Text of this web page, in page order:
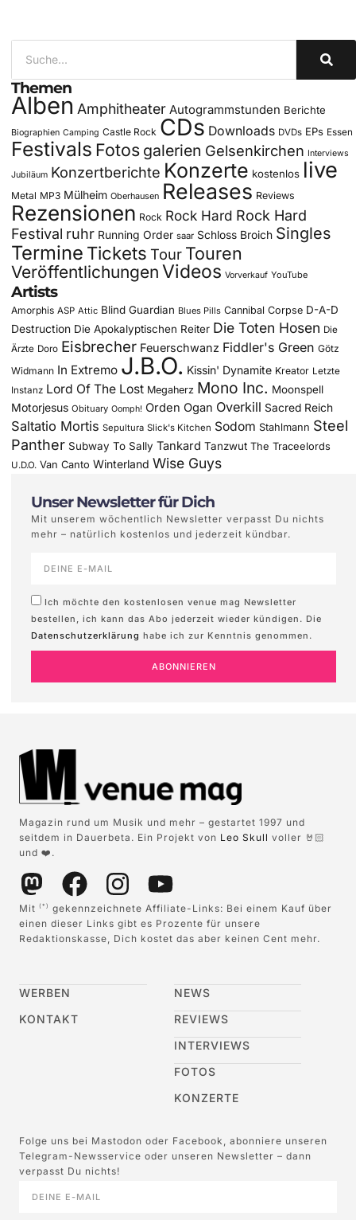
Themen
Alben Amphitheater Autogrammstunden Berichte
Biographien Camping Castle Rock CDs Downloads DVDs EPs Essen
Festivals Fotos galerien Gelsenkirchen Interviews
Jubiläum Konzertberichte Konzerte kostenlos live
Metal MP3 Mülheim Oberhausen Releases Reviews
Rezensionen Rock Rock Hard Rock Hard
Festival ruhr Running Order saar Schloss Broich Singles
Termine Tickets Tour Touren
Veröffentlichungen Videos Vorverkauf YouTube
Artists
Amorphis ASP Attic Blind Guardian Blues Pills Cannibal Corpse D-A-D
Destruction Die Apokalyptischen Reiter Die Toten Hosen Die
Ärzte Doro Eisbrecher Feuerschwanz Fiddler's Green Götz
Widmann In Extremo J.B.O. Kissin' Dynamite Kreator Letzte
Instanz Lord Of The Lost Megaherz Mono Inc. Moonspell
Motorjesus Obituary Oomph! Orden Ogan Overkill Sacred Reich
Saltatio Mortis Sepultura Slick's Kitchen Sodom Stahlmann Steel
Panther Subway To Sally Tankard Tanzwut The Traceelords
U.D.O. Van Canto Winterland Wise Guys
Unser Newsletter für Dich
Mit unserem wöchentlich Newsletter verpasst Du nichts
mehr – natürlich kostenlos und jederzeit kündbar.
Ich möchte den kostenlosen venue mag Newsletter
bestellen, ich kann das Abo jederzeit wieder kündigen. Die
Datenschutzerklärung habe ich zur Kenntnis genommen.
ABONNIEREN
Magazin rund um Musik und mehr – gestartet 1997 und
seitdem in Dauerbeta. Ein Projekt von Leo Skull voller 🤘🏻
und ❤️.
Mit (*)
gekennzeichnete Affiliate-Links: Bei einem Kauf über
einen dieser Links gibt es Prozente für unsere
Redaktionskasse, Dich kostet das aber keinen Cent mehr.
WERBEN
KONTAKT
NEWS
REVIEWS
INTERVIEWS
FOTOS
KONZERTE
Folge uns bei Mastodon oder Facebook, abonniere unseren
Telegram-Newsservice oder unseren Newsletter – dann
verpasst Du nichts!